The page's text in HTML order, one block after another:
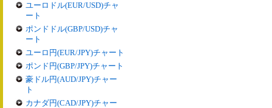
ユーロドル(EUR/USD)チャ
ート
ポンドドル(GBP/USD)チャ
ート
ユーロ円(EUR/JPY)チャート
ポンド円(GBP/JPY)チャート
豪ドル円(AUD/JPY)チャー
ト
カナダ円(CAD/JPY)チャー